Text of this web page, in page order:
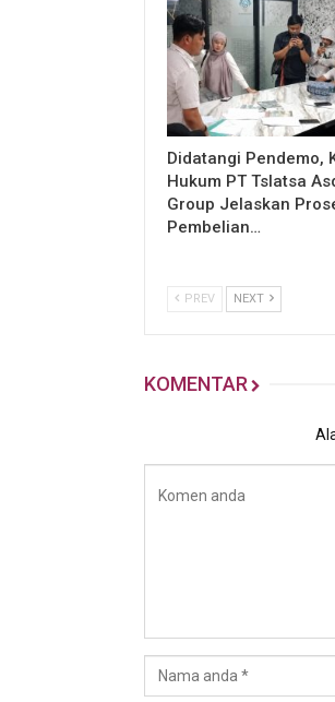
Didatangi Pendemo,
Hukum PT Tslatsa
Group Jelaskan
Pembelian…
PREV NEXT
KOMENTAR